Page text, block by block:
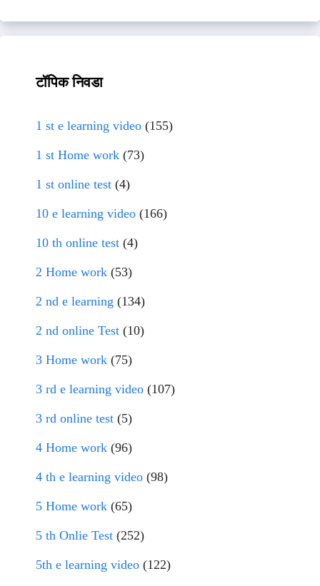
टॉपिक निवडा
1 st e learning video (155)
1 st Home work (73)
1 st online test (4)
10 e learning video (166)
10 th online test (4)
2 Home work (53)
2 nd e learning (134)
2 nd online Test (10)
3 Home work (75)
3 rd e learning video (107)
3 rd online test (5)
4 Home work (96)
4 th e learning video (98)
5 Home work (65)
5 th Onlie Test (252)
5th e learning video (122)